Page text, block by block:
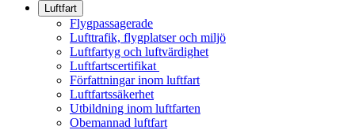
Luftfart
Flygpassagerade
Lufttrafik, flygplatser och miljö
Luftfartyg och luftvärdighet
Luftfartscertifikat
Författningar inom luftfart
Luftfartssäkerhet
Utbildning inom luftfarten
Obemannad luftfart